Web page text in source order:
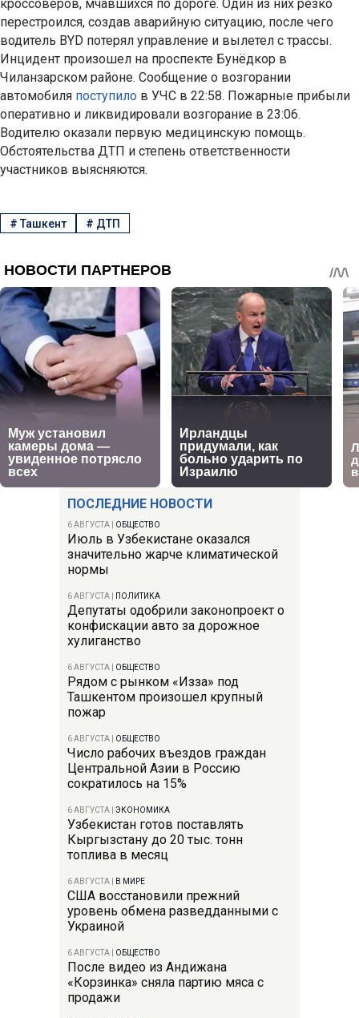
ПОСЛЕДНИЕ НОВОСТИ
6 АВГУСТА ОБЩЕСТВО
Июль в Узбекистане оказался
значительно жарче климатической
нормы
6 АВГУСТА ПОЛИТИКА
Депутаты одобрили законопроект о
конфискации авто за дорожное
хулиганство
6 АВГУСТА ОБЩЕСТВО
Рядом с рынком «Изза» под
Ташкентом произошел крупный
пожар
6 АВГУСТА ОБЩЕСТВО
Число рабочих въездов граждан
Центральной Азии в Россию
сократилось на 15%
6 АВГУСТА ЭКОНОМИКА
Узбекистан готов поставлять
Кыргызстану до 20 тыс. тонн
топлива в месяц
6 АВГУСТА В МИРЕ
США восстановили прежний
уровень обмена разведданными с
Украиной
6 АВГУСТА ОБЩЕСТВО
После видео из Андижана
«Корзинка» сняла партию мяса с
продажи
кроссоверов, мчавшихся по дороге. Один из них резко
перестроился, создав аварийную ситуацию, после чего
водитель BYD потерял управление и вылетел с трассы.
Инцидент произошел на проспекте Бунёдкор в
Чиланзарском районе. Сообщение о возгорании
автомобиля поступило в УЧС в 22:58. Пожарные прибыли
оперативно и ликвидировали возгорание в 23:06.
Водителю оказали первую медицинскую помощь.
Обстоятельства ДТП и степень ответственности
участников выясняются.
#Ташкент # ДТП